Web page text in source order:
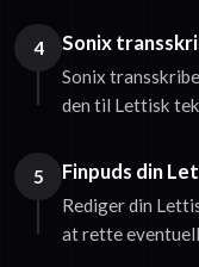
4 Sonix
Sonix
den til Lettisk
5 Finpuds din
Rediger din
at rette